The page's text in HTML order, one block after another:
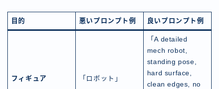
目的 悪いプロンプト例 良いプロンプト例
フィギュア 「ロボット」
「A detailed
mech robot,
standing pose,
hard surface,
clean edges, no